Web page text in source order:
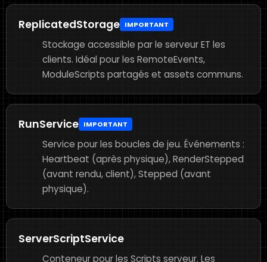
ReplicatedStorage IMPORTANT
Stockage accessible par le serveur ET les
clients. Idéal pour les RemoteEvents,
ModuleScripts partagés et assets communs.
RunService IMPORTANT
Service pour les boucles de jeu. Événements :
Heartbeat (après physique), RenderStepped
(avant rendu, client), Stepped (avant
physique).
ServerScriptService
Conteneur pour les Scripts serveur. Les